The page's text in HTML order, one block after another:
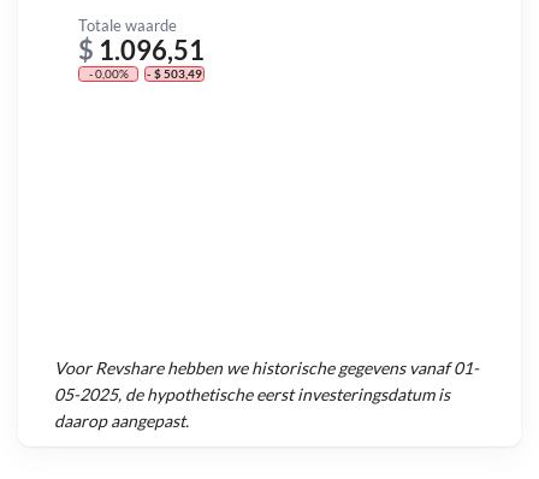
Totale waarde
$ 1.096,51
- 0,00% - $ 503,49
VoorRevsharehebben we historische gegevens vanaf01-
05-2025, de hypothetische eerst investeringsdatum is
daarop aangepast.